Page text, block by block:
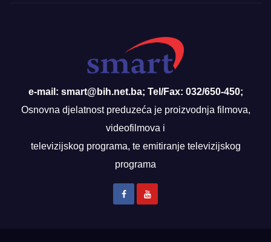
e-mail: smart@bih.net.ba; Tel/Fax: 032/650-450;
Osnovna djelatnost preduzeća je proizvodnja filmova,
videofilmova i
televizijskog programa, te emitiranje televizijskog
programa